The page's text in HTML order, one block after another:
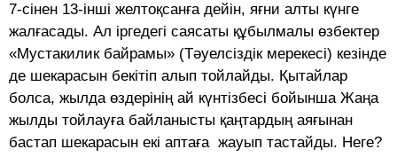
7-сінен 13-інші желтоқсанға дейін, яғни алты күнге
жалғасады. Ал іргедегі саясаты құбылмалы өзбектер
«Мустакилик байрамы» (Тәуелсіздік мерекесі) кезінде
де шекарасын бекітіп алып тойлайды. Қытайлар
болса, жылда өздерінің ай күнтізбесі бойынша Жаңа
жылды тойлауға байланысты қаңтардың аяғынан
бастап шекарасын екі аптаға жауып тастайды. Неге?